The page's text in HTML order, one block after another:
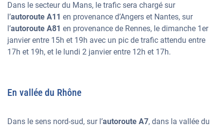
Dans le secteur du Mans, le trafic sera chargé sur
l’autoroute A11 en provenance d’Angers et Nantes, sur
l’autoroute A81 en provenance de Rennes, le dimanche 1er
janvier entre 15h et 19h avec un pic de trafic attendu entre
17h et 19h, et le lundi 2 janvier entre 12h et 17h.
En vallée du Rhône
Dans le sens nord-sud, sur l’autoroute A7, dans la vallée du